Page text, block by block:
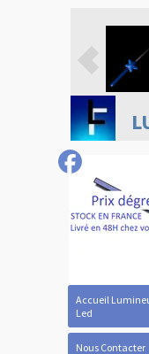
Accueil
Led
Nous Contacter